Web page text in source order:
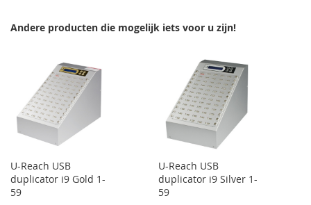
Andere producten die mogelijk iets voor u zijn!
U-Reach USB
duplicator i9 Gold 1-
59
U-Reach USB
duplicator i9 Silver 1-
59